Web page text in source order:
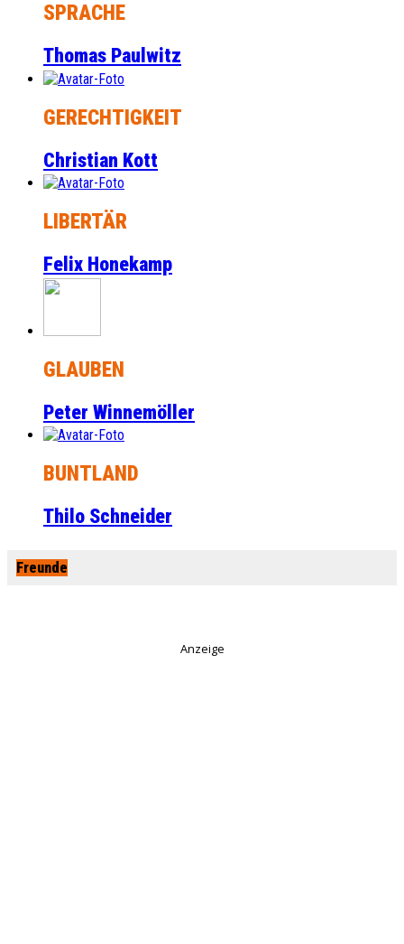
SPRACHE
Thomas Paulwitz
GERECHTIGKEIT
Christian Kott
LIBERTÄR
Felix Honekamp
GLAUBEN
Peter Winnemöller
BUNTLAND
Thilo Schneider
Freunde
Anzeige